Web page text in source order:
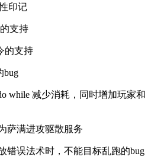
印记
支持
的支持
bug
while 减少消耗，同时增加玩家和
萨满进攻驱散服务
错误法术时，不能目标乱跑的bug